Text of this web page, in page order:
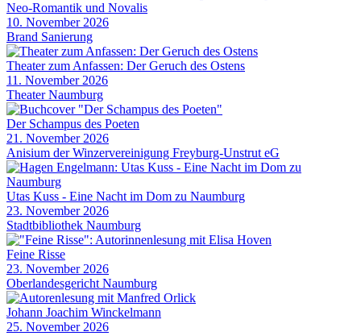
Neo-Romantik und Novalis
10. November 2026
Brand Sanierung
Theater zum Anfassen: Der Geruch des Ostens
11. November 2026
Theater Naumburg
Der Schampus des Poeten
21. November 2026
Anisium der Winzervereinigung Freyburg-Unstrut eG
Utas Kuss - Eine Nacht im Dom zu Naumburg
23. November 2026
Stadtbibliothek Naumburg
Feine Risse
23. November 2026
Oberlandesgericht Naumburg
Johann Joachim Winckelmann
25. November 2026